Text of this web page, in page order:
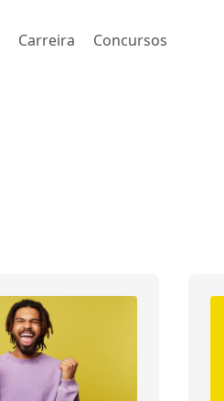
Carreira Concursos